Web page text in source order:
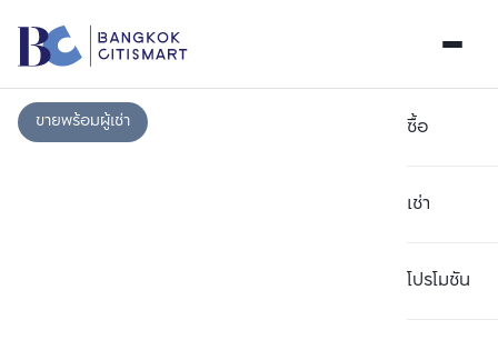
ซื้อ
เช่า
โปรโมชัน
ขายพร้อมผู้เช่า